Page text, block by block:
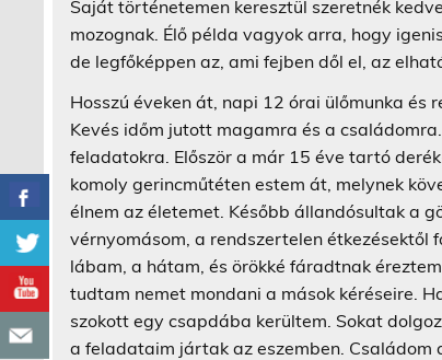
Saját történetemen keresztül szeretnék
mozognak. Élő példa vagyok arra, hogy
de legfőképpen az, ami fejben dől el, az
Hosszú éveken át, napi 12 órai ülőmunka
Kevés időm jutott magamra és a
feladatokra. Először a már 15 éve tartó
komoly gerincműtéten estem át, melynek
élnem az életemet. Később állandósultak a
vérnyomásom, a rendszertelen
lábam, a hátam, és örökké fáradtnak
tudtam nemet mondani a mások kéréseire.
szokott egy csapdába kerültem. Sokat
a feladataim jártak az eszemben.